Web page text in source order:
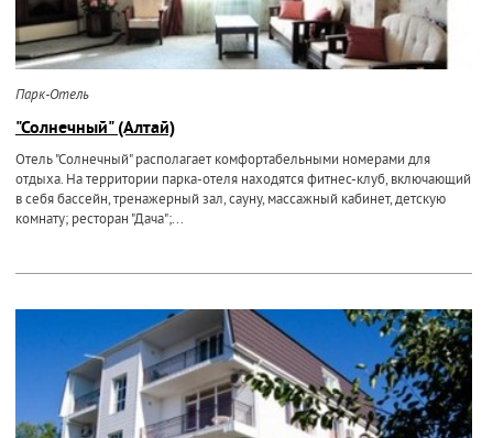
Парк-Отель
"Солнечный" (Алтай)
Отель "Солнечный" располагает комфортабельными номерами для
отдыха. На территории парка-отеля находятся фитнес-клуб, включающий
в себя бассейн, тренажерный зал, сауну, массажный кабинет, детскую
комнату; ресторан "Дача";...